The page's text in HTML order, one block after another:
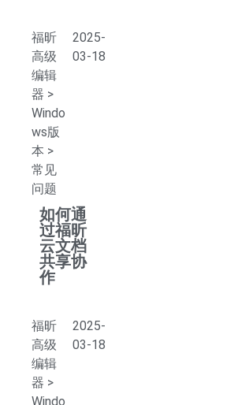
福昕
高级
编辑
器 >
Windo
ws版
本 >
常见
问题
2025-
03-18
如何通
过福昕
云文档
共享协
作
福昕
高级
编辑
器 >
Windo
2025-
03-18